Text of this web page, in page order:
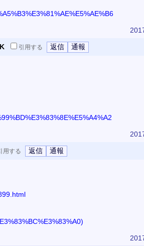
K 引用する
用する